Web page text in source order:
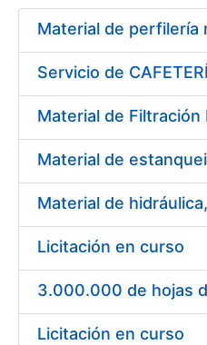
Material de Filtración
Licitación en curso
Licitación en curso